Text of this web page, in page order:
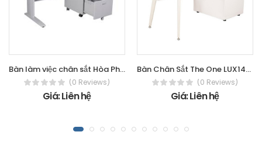
Bàn làm việc chân sắt Hòa Phát - The
(0 Reviews)
Giá: Liên hệ
Bàn Chân Sắt The One LUX140HLYC10
(0 Reviews)
Giá: Liên hệ